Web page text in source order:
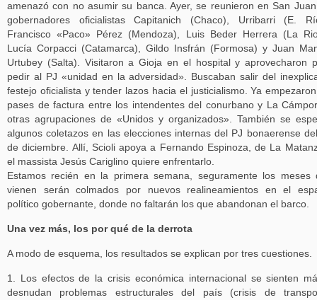
amenazó con no asumir su banca. Ayer, se reunieron en San
gobernadores oficialistas Capitanich (Chaco), Urribarri (E.
Francisco «Paco» Pérez (Mendoza), Luis Beder Herrera (La
Lucía Corpacci (Catamarca), Gildo Insfrán (Formosa) y Juan
Urtubey (Salta). Visitaron a Gioja en el hospital y aprovecharon
pedir al PJ «unidad en la adversidad». Buscaban salir del
festejo oficialista y tender lazos hacia el justicialismo. Ya
pases de factura entre los intendentes del conurbano y La
otras agrupaciones de «Unidos y organizados». También se
algunos coletazos en las elecciones internas del PJ bonaerense
de diciembre. Allí, Scioli apoya a Fernando Espinoza, de La
el massista Jesús Cariglino quiere enfrentarlo.
Estamos recién en la primera semana, seguramente los meses
vienen serán colmados por nuevos realineamientos en el
político gobernante, donde no faltarán los que abandonan el barco.
Una vez más, los por qué de la derrota
A modo de esquema, los resultados se explican por tres cuestiones.
1. Los efectos de la crisis económica internacional se sienten
desnudan problemas estructurales del país (crisis de